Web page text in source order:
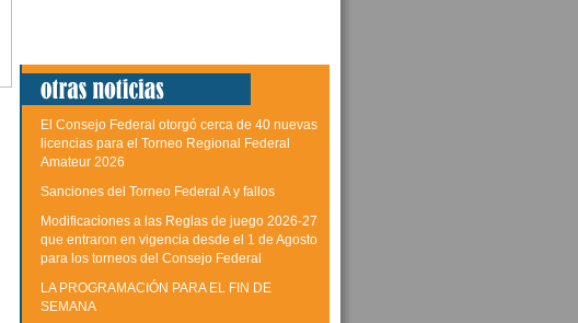
El Consejo Federal otorgó cerca de 40 nuevas
licencias para el Torneo Regional Federal
Amateur 2026
Sanciones del Torneo Federal A y fallos
Modificaciones a las Reglas de juego 2026-27
que entraron en vigencia desde el 1 de Agosto
para los torneos del Consejo Federal
LA PROGRAMACIÓN PARA EL FIN DE
SEMANA